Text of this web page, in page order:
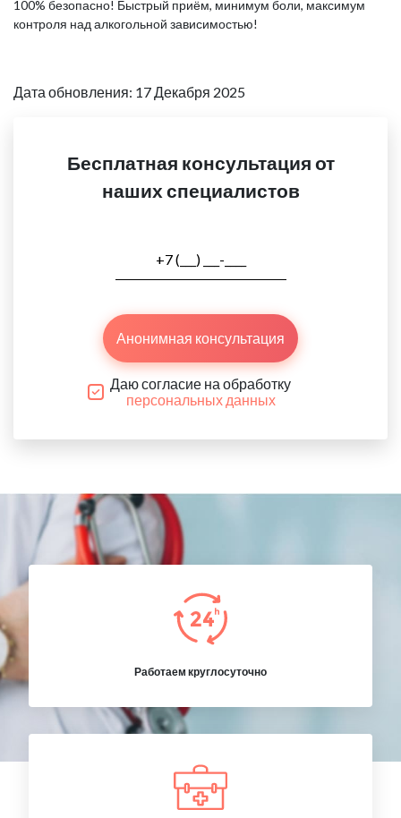
100% безопасно! Быстрый приём, минимум боли, максимум
контроля над алкогольной зависимостью!
Дата обновления: 17 Декабря 2025
Бесплатная консультация от
наших специалистов
Анонимная консультация
Даю согласие на обработку
персональных данных
Работаем круглосуточно